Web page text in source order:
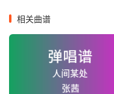
相关曲谱